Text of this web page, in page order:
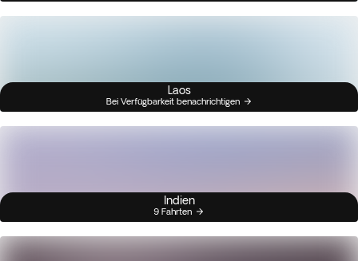
Laos
Bei Verfügbarkeit benachrichtigen
Indien
9 Fahrten